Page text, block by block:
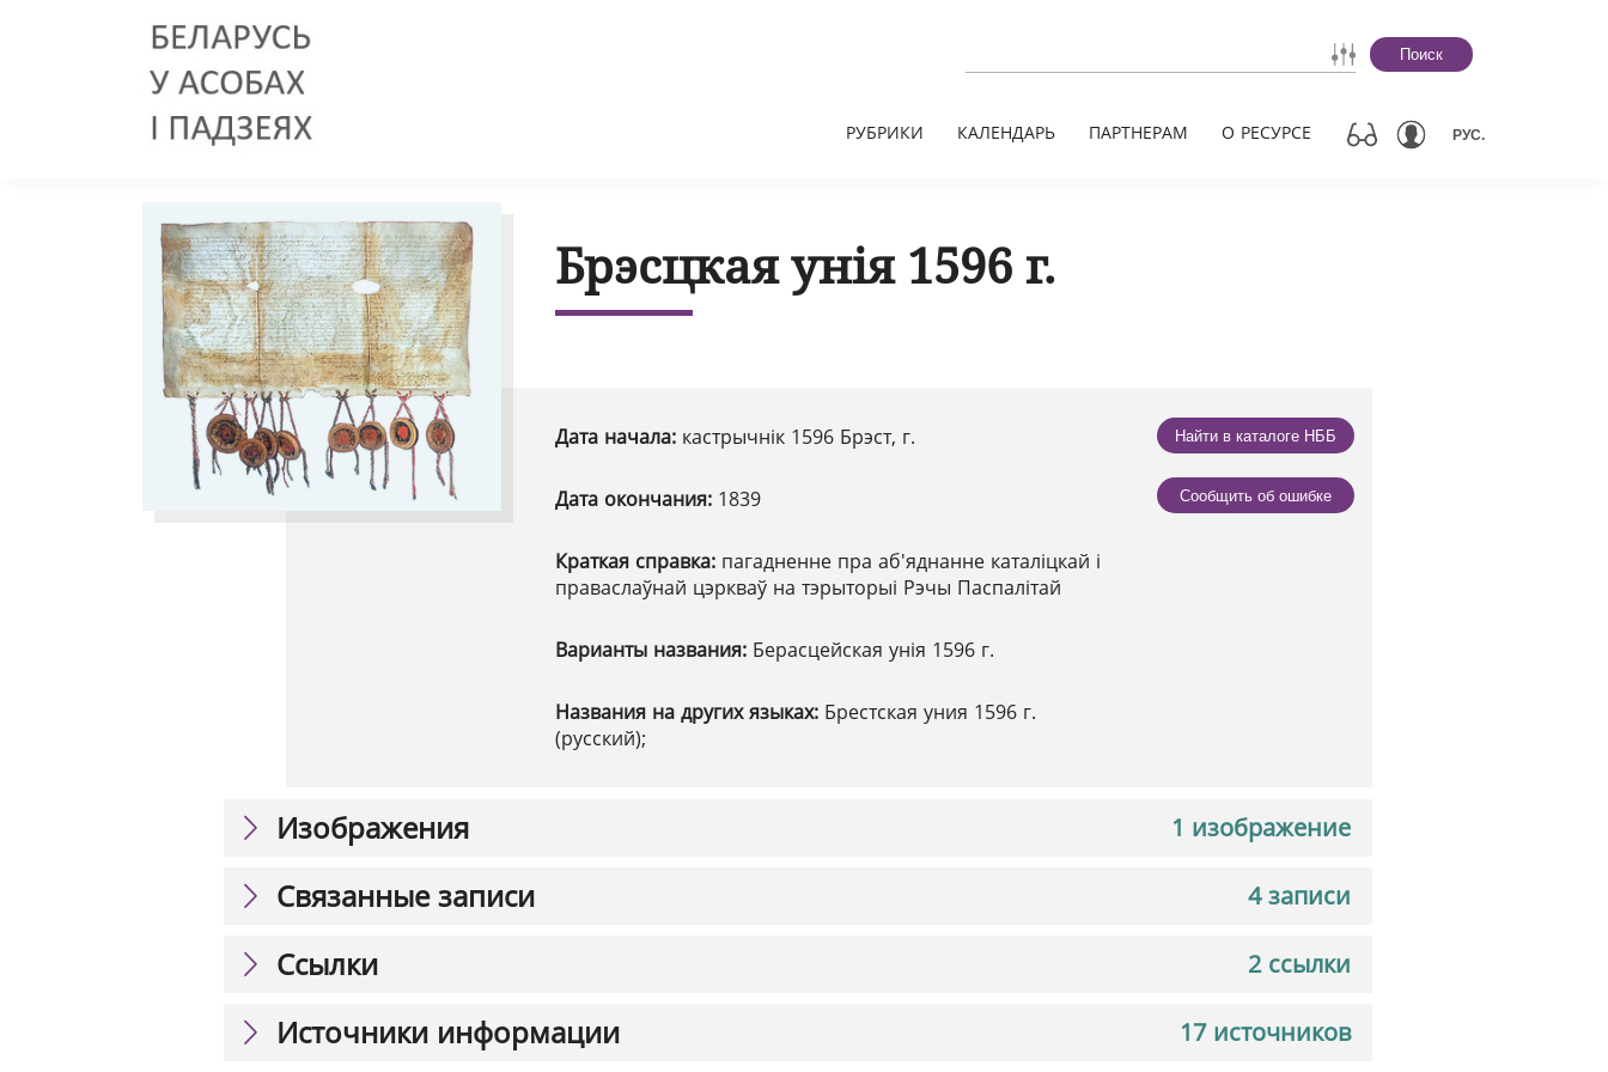
Поиск
РУБРИКИ КАЛЕНДАРЬ ПАРТНЕРАМ О РЕСУРСЕ РУС.
Брэсцкая унія 1596 г.
Дата начала: кастрычнік 1596 Брэст, г.
Дата окончания: 1839
Краткая справка: пагадненне пра аб'яднанне каталіцкай і
праваслаўнай цэркваў на тэрыторыі Рэчы Паспалітай
Варианты названия: Берасцейская унія 1596 г.
Названия на других языках: Брестская уния 1596 г.
(русский);
Найти в каталоге НББ
Сообщить об ошибке
1 изображение
Изображения
4 записи
Связанные записи
2 ссылки
Ссылки
17 источников
Источники информации